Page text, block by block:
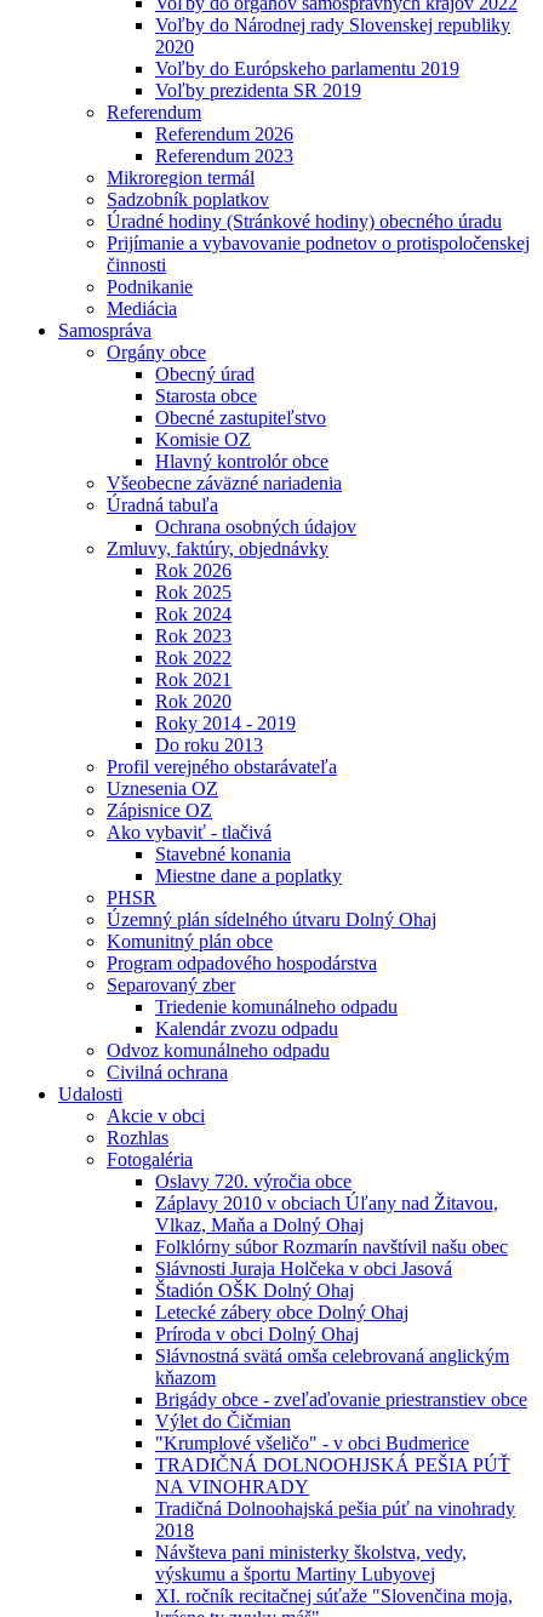
Voľby do Národnej rady Slovenskej republiky
2020
Voľby do Európskeho parlamentu 2019
Voľby prezidenta SR 2019
Referendum
Referendum 2026
Referendum 2023
Mikroregion termál
Sadzobník poplatkov
Úradné hodiny (Stránkové hodiny) obecného úradu
Prijímanie a vybavovanie podnetov o protispoločenskej
činnosti
Podnikanie
Mediácia
Samospráva
Orgány obce
Obecný úrad
Starosta obce
Obecné zastupiteľstvo
Komisie OZ
Hlavný kontrolór obce
Všeobecne záväzné nariadenia
Úradná tabuľa
Ochrana osobných údajov
Zmluvy, faktúry, objednávky
Rok 2026
Rok 2025
Rok 2024
Rok 2023
Rok 2022
Rok 2021
Rok 2020
Roky 2014 - 2019
Do roku 2013
Profil verejného obstarávateľa
Uznesenia OZ
Zápisnice OZ
Ako vybaviť - tlačivá
Stavebné konania
Miestne dane a poplatky
PHSR
Územný plán sídelného útvaru Dolný Ohaj
Komunitný plán obce
Program odpadového hospodárstva
Separovaný zber
Triedenie komunálneho odpadu
Kalendár zvozu odpadu
Odvoz komunálneho odpadu
Civilná ochrana
Udalosti
Akcie v obci
Rozhlas
Fotogaléria
Oslavy 720. výročia obce
Záplavy 2010 v obciach Úľany nad Žitavou,
Vlkaz, Maňa a Dolný Ohaj
Folklórny súbor Rozmarín navštívil našu obec
Slávnosti Juraja Holčeka v obci Jasová
Štadión OŠK Dolný Ohaj
Letecké zábery obce Dolný Ohaj
Príroda v obci Dolný Ohaj
Slávnostná svätá omša celebrovaná anglickým
kňazom
Brigády obce - zveľaďovanie priestranstiev obce
Výlet do Čičmian
"Krumplové všeličo" - v obci Budmerice
TRADIČNÁ DOLNOOHJSKÁ PEŠIA PÚŤ
NA VINOHRADY
Tradičná Dolnoohajská pešia púť na vinohrady
2018
Návšteva pani ministerky školstva, vedy,
výskumu a športu Martiny Lubyovej
XI. ročník recitačnej súťaže "Slovenčina moja,